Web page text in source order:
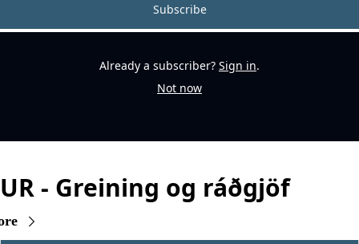
Subscribe
Already a subscriber? Sign in.
Not now
- Greining og ráðgjöf